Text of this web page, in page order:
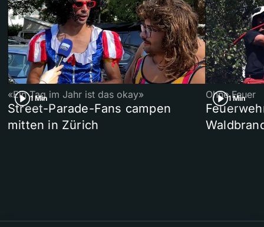
1 Min
«Ein Tag im Jahr ist das okay»
Street-Parade-Fans campen
mitten in Zürich
1 Min
Ohne Feuer